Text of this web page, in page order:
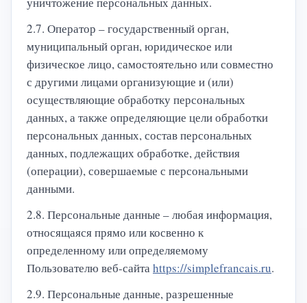
2.7. Оператор – государственный орган,
муниципальный орган, юридическое или
физическое лицо, самостоятельно или совместно
с другими лицами организующие и (или)
осуществляющие обработку персональных
данных, а также определяющие цели обработки
персональных данных, состав персональных
данных, подлежащих обработке, действия
(операции), совершаемые с персональными
данными.
2.8. Персональные данные – любая информация,
относящаяся прямо или косвенно к
определенному или определяемому
Пользователю веб-сайтаhttps://simplefrancais.ru.
2.9. Персональные данные, разрешенные